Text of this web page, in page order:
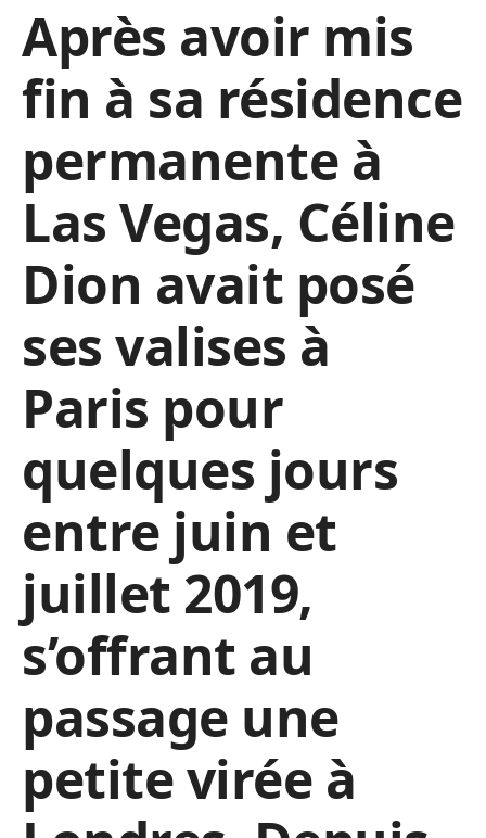
Après avoir mis
fin à sa résidence
permanente à
Las Vegas, Céline
Dion avait posé
ses valises à
Paris pour
quelques jours
entre juin et
juillet 2019,
s’offrant au
passage une
petite virée à